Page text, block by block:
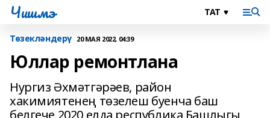
Чишмэ
Төзекләндерү 20 МАЯ 2022, 04:39
Юллар ремонтлана
Нургиз Әхмәтгәрәев, район
хакимиятенең төзелеш буенча баш
белгече 2020 елда республика Башлыгы